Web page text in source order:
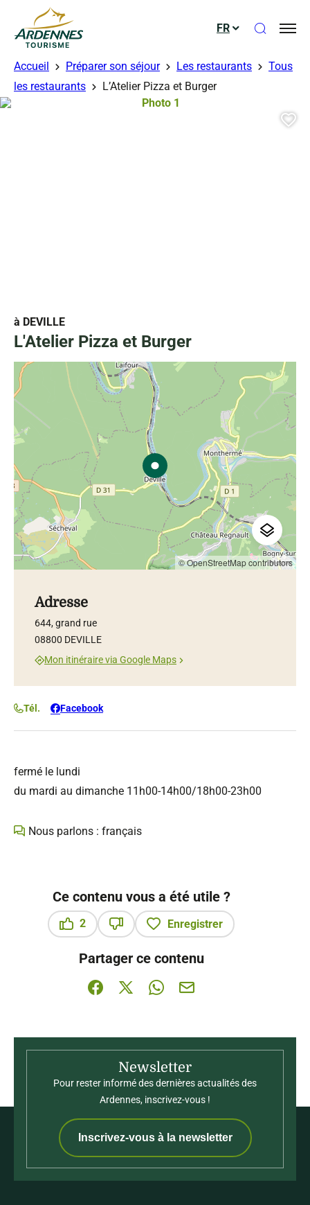
ADT des Ardennes
FR Ouvrir
Accueil Préparer son séjour Les restaurants
Tous
les restaurants
L’Atelier Pizza et Burger
à DEVILLE
L'Atelier Pizza et Burger
Photo 1, © Droits libres – otcbms
fermé le lundi
du mardi au dimanche 11h00-14h00/18h00-23h00
Nous parlons : français
© OpenStreetMap contributors
Adresse
644, grand rue
08800 DEVILLE
Mon itinéraire via Google Maps
Tél. Facebook
Ce contenu vous a été utile ?
2
Enregistrer
Partager ce contenu
Partager sur Facebook (nouvelle fenêtre)
Partager sur X / Twitter (nouvelle
Partager sur WhatsApp
Partager par mail
Newsletter
Pour rester informé des dernières actualités des
Ardennes, inscrivez-vous !
Inscrivez-vous à la newsletter